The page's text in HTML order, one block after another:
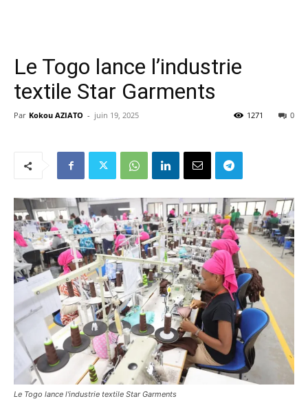
Le Togo lance l’industrie
textile Star Garments
Par Kokou AZIATO - juin 19, 2025 0
1271
Le Togo lance l'industrie textile Star Garments